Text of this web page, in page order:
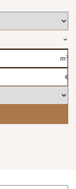
m²
€